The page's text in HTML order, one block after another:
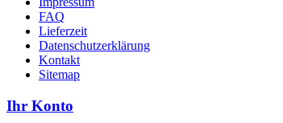
FAQ
Lieferzeit
Datenschutzerklärung
Kontakt
Sitemap
Ihr Konto